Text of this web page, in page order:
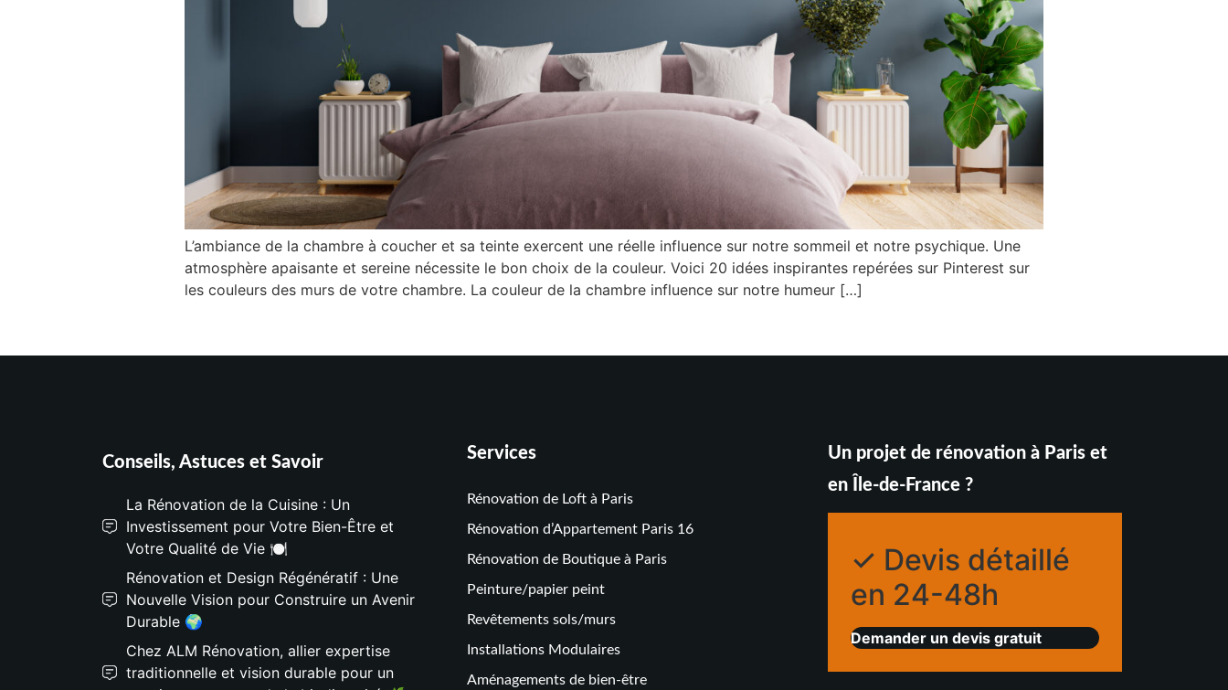
L’ambiance de la chambre à coucher et sa teinte exercent une réelle influence sur notre sommeil et notre psychique. Une
atmosphère apaisante et sereine nécessite le bon choix de la couleur. Voici 20 idées inspirantes repérées sur Pinterest sur
les couleurs des murs de votre chambre. La couleur de la chambre influence sur notre humeur […]
Conseils, Astuces et Savoir
La Rénovation de la Cuisine : Un
Investissement pour Votre Bien-Être et
Votre Qualité de Vie 🍽️
Rénovation et Design Régénératif : Une
Nouvelle Vision pour Construire un Avenir
Durable 🌍
Chez ALM Rénovation, allier expertise
traditionnelle et vision durable pour un
Services
Rénovation de Loft à Paris
Rénovation d’Appartement Paris 16
Rénovation de Boutique à Paris
Peinture/papier peint
Revêtements sols/murs
Installations Modulaires
Aménagements de bien-être
Un projet de rénovation à Paris et
en Île-de-France ?
✓ Devis détaillé
en 24-48h
Demander un devis gratuit